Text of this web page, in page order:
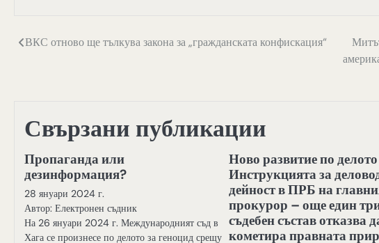
Навигация
ВКС отново ще тълкува закона за „гражданската конфискация“
Свързани публикации
Пропаганда или
дезинформация?
28 януари 2024 г.
Автор: Електронен съдник
На 26 януари 2024 г. Международният съд в
Хага се произнесе по делото за геноцид срещу
Ново развитие по
Инструкцията за
дейност в ПРБ на
прокурор – още един
съдебен състав отказва
кометира правната